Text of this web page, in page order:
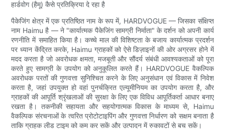
हार्डवोग (हैमू) कैसे प्रतिक्रिया दे रहा है
पैकेजिंग क्षेत्र में एक प्रतिष्ठित नाम के रूप में, HARDVOGUE — जिसका संक्षिप्त
नाम Haimu है — ने "कार्यात्मक पैकेजिंग सामग्री निर्माता" के दर्शन को अपनी कार्य
रणनीति में समाहित किया है। कच्चे माल की विशिष्टता के बजाय कार्यात्मक प्रदर्शन
पर ध्यान केंद्रित करके, Haimu ग्राहकों को ऐसे डिज़ाइनों की ओर अग्रसर होने में
मदद करता है जो अवरोधक क्षमता, मजबूती और सौंदर्य संबंधी आवश्यकताओं को पूरा
करते हुए सामग्री के उपयोग को अनुकूलित करते हैं। HARDVOGUE वैकल्पिक
अवरोधक परतों की गुणवत्ता सुनिश्चित करने के लिए अनुसंधान एवं विकास में निवेश
करता है, जहां उपयुक्त हो वहां पुनर्चक्रित एल्यूमीनियम का उपयोग करता है, और
ग्राहकों की आपूर्ति श्रृंखलाओं की सुरक्षा के लिए एक विविध आपूर्तिकर्ता आधार बनाए
रखता है। तकनीकी सहायता और सहयोगात्मक विकास के माध्यम से, Haimu
वैकल्पिक संरचनाओं के त्वरित प्रोटोटाइपिंग और गुणवत्ता निर्धारण को सक्षम बनाता है
ताकि ग्राहक लीड टाइम को कम कर सकें और उत्पादन में रुकावटों से बच सकें।